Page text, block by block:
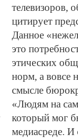
телевизоров,
цитирует
Данное
это
этических
норм, а вовсе
смысле
«Людям на
который мог
медиасреде. И